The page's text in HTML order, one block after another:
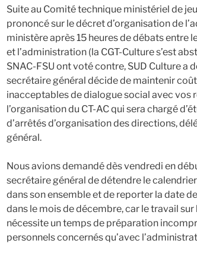
Suite au Comité technique ministériel de
prononcé sur le décret d’organisation de
ministère après 15 heures de débats entre
et l’administration (la CGT-Culture s’est
SNAC-FSU ont voté contre, SUD Culture a
secrétaire général décide de maintenir
inacceptables de dialogue social avec vos
l’organisation du CT-AC qui sera chargé
d’arrêtés d’organisation des directions,
général.
Nous avions demandé dès vendredi en
secrétaire général de détendre le
dans son ensemble et de reporter la date
dans le mois de décembre, car le travail sur
nécessite un temps de préparation
personnels concernés qu’avec